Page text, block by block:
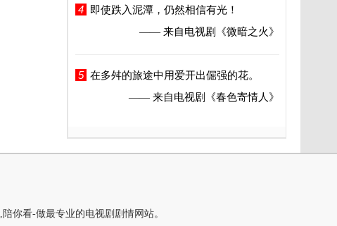
4
即使跌入泥潭，仍然相信有光！
—— 来自电视剧
《微暗之火》
5 在多舛的旅途中用爱开出倔强的花。
—— 来自电视剧
《春色寄情人》
你看-做最专业的电视剧剧情网站。